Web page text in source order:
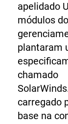
apelidado
módulos
plantaram
chamado
carregado
base na